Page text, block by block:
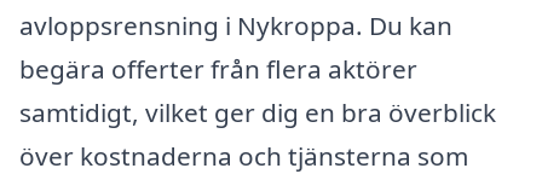
avloppsrensning i Nykroppa. Du kan
begära offerter från flera aktörer
samtidigt, vilket ger dig en bra överblick
över kostnaderna och tjänsterna som